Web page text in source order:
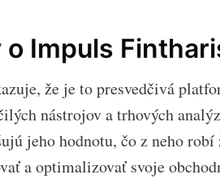
Impuls
že je to presvedčivá
nástrojov a trhových
jeho hodnotu, čo z neho
a optimalizovať svoje